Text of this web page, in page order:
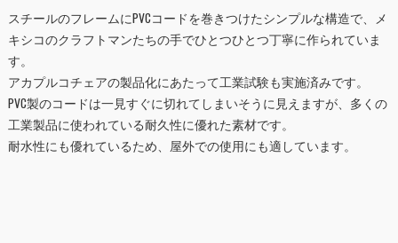
スチールのフレームにPVCコードを巻きつけたシンプルな構造で、メ
キシコのクラフトマンたちの手でひとつひとつ丁寧に作られていま
す。
アカプルコチェアの製品化にあたって工業試験も実施済みです。
PVC製のコードは一見すぐに切れてしまいそうに見えますが、多くの
工業製品に使われている耐久性に優れた素材です。
耐水性にも優れているため、屋外での使用にも適しています。